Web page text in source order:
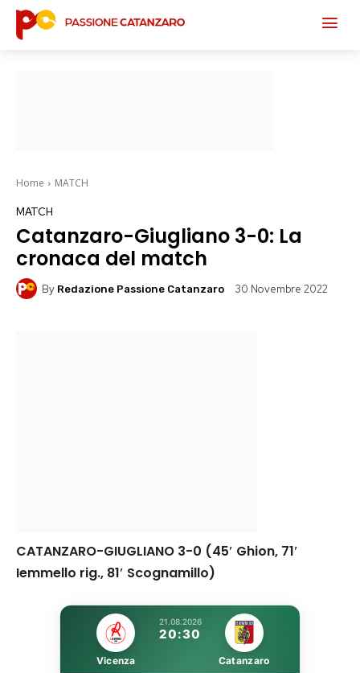
Home MATCH
MATCH
Catanzaro-Giugliano 3-0: La
cronaca del match
By Redazione Passione Catanzaro 30 Novembre 2022
CATANZARO-GIUGLIANO 3-0 (45′ Ghion, 71′
Iemmello rig., 81′ Scognamillo)
21.08.2026
20:30
Vicenza Catanzaro